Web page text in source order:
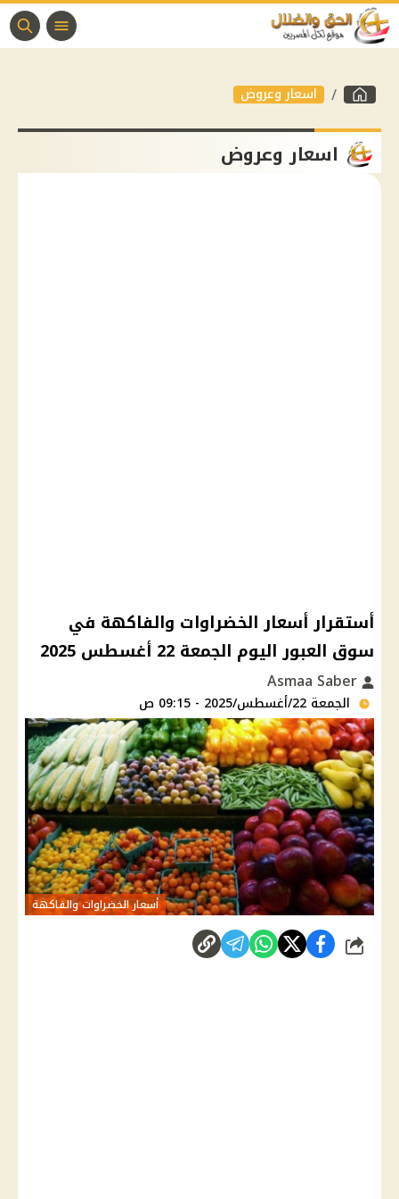
اسعار وعروض
اسعار وعروض
أستقرار أسعار الخضراوات والفاكهة في
سوق العبور اليوم الجمعة 22 أغسطس 2025
الجمعة 22/أغسطس/2025 - 09:15 ص
أسعار الخضراوات والفاكهة
شارك